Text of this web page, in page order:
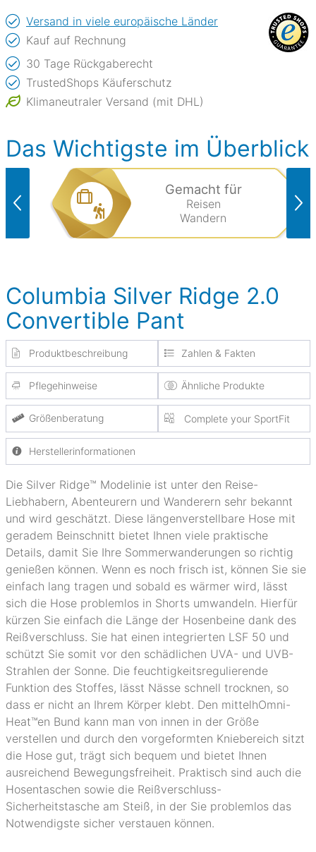
Versand in viele europäische Länder
Kauf auf Rechnung
30 Tage Rückgaberecht
TrustedShops Käuferschutz
Klimaneutraler Versand (mit DHL)
Das Wichtigste im Überblick
Gemacht für
Reisen
Wandern
Columbia Silver Ridge 2.0
Convertible Pant
Produktbeschreibung Zahlen & Fakten
Pflegehinweise Ähnliche Produkte
Größenberatung Complete your SportFit
Herstellerinformationen
Die Silver Ridge™ Modelinie ist unter den Reise-
Liebhabern, Abenteurern und Wanderern sehr bekannt
und wird geschätzt. Diese längenverstellbare Hose mit
geradem Beinschnitt bietet Ihnen viele praktische
Details, damit Sie Ihre Sommerwanderungen so richtig
genießen können. Wenn es noch frisch ist, können Sie sie
einfach lang tragen und sobald es wärmer wird, lässt
sich die Hose problemlos in Shorts umwandeln. Hierfür
kürzen Sie einfach die Länge der Hosenbeine dank des
Reißverschluss. Sie hat einen integrierten LSF 50 und
schützt Sie somit vor den schädlichen UVA- und UVB-
Strahlen der Sonne. Die feuchtigkeitsregulierende
Funktion des Stoffes, lässt Nässe schnell trocknen, so
dass er nicht an Ihrem Körper klebt. Den mittelhOmni-
Heat™en Bund kann man von innen in der Größe
verstellen und durch den vorgeformten Kniebereich sitzt
die Hose gut, trägt sich bequem und bietet Ihnen
ausreichend Bewegungsfreiheit. Praktisch sind auch die
Hosentaschen sowie die Reißverschluss-
Sicherheitstasche am Steiß, in der Sie problemlos das
Notwendigste sicher verstauen können.